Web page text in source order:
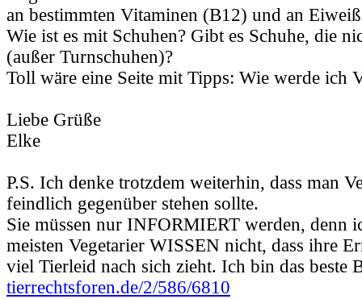
an bestimmten Vitaminen (B12) und an
Wie ist es mit Schuhen? Gibt es Schuhe, die
(außer Turnschuhen)?
Toll wäre eine Seite mit Tipps: Wie werde ich
Liebe Grüße
Elke
P.S. Ich denke trotzdem weiterhin, dass man
feindlich gegenüber stehen sollte.
Sie müssen nur INFORMIERT werden, denn
meisten Vegetarier WISSEN nicht, dass ihre
viel Tierleid nach sich zieht. Ich bin das beste
tierrechtsforen.de/2/586/6810